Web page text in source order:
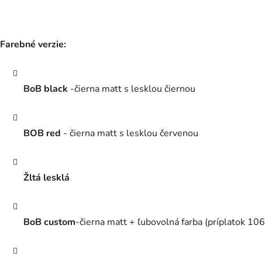
Farebné verzie:
BoB black -čierna matt s lesklou čiernou
BOB red - čierna matt s lesklou červenou
Žltá lesklá
BoB custom-čierna matt + ľubovolná farba (príplatok 106